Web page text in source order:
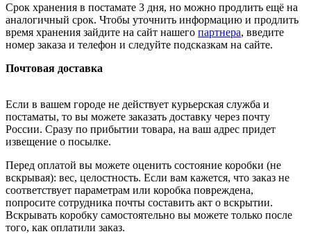
Срок хранения в постамате 3 дня, но можно продлить ещё на
аналогичный срок. Чтобы уточнить информацию и продлить
время хранения зайдите на сайт нашего партнера, введите
номер заказа и телефон и следуйте подсказкам на сайте.
Почтовая доставка
Если в вашем городе не действует курьерская служба и
постаматы, то вы можете заказать доставку через почту
России. Сразу по прибытии товара, на ваш адрес придет
извещение о посылке.
Перед оплатой вы можете оценить состояние коробки (не
вскрывая): вес, целостность. Если вам кажется, что заказ не
соответствует параметрам или коробка повреждена,
попросите сотрудника почты составить акт о вскрытии.
Вскрывать коробку самостоятельно вы можете только после
того, как оплатили заказ.